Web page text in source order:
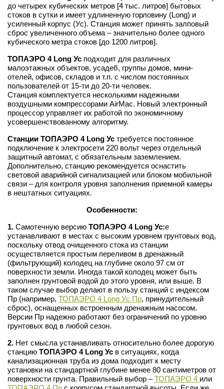
до четырех кубических метров [4 тыс. литров] бытовых
стоков в сутки и имеет удлиненную горловину (Long) и
усиленный корпус (Ус). Станция может принять залповый
сброс увеличенного объема – значительно более одного
кубического метра стоков [до 1200 литров].
ТОПАЭРО 4 Long Ус подходит для различных
малоэтажных объектов, усадеб, группы домов, мини-
отелей, офисов, складов и т.п. с числом постоянных
пользователей от 15-ти до 20-ти человек.
Станция комплектуется несколькими надежными
воздушными компрессорами AirMac. Новый электронный
процессор управляет их работой по экономичному
усовершенствованному алгоритму.
Станции ТОПАЭРО 4 Long Ус требуется постоянное
подключение к электросети 220 вольт через отдельный
защитный автомат, с обязательным заземлением.
Дополнительно, станцию рекомендуется оснастить
световой аварийной сигнализацией или блоком мобильной
связи – для контроля уровня заполнения приемной камеры
в нештатных ситуациях.
Особенности:
1. Самотечную версию ТОПАЭРО 4 Long Ус:е
устанавливают в местах с высоким уровнем грунтовых вод,
поскольку отвод очищенного стока из станции
осуществляется простым переливом в дренажный
(фильтрующий) колодец на глубине около 97 см от
поверхности земли. Иногда такой колодец может быть
заполнен грунтовой водой до этого уровня, или выше. В
таком случае выбор делают в пользу станций с индексом
Пр (например, ТОПАЭРО 4 Long Ус Пр, принудительный
сброс), оснащенных встроенным дренажным насосом.
Версии Пр надежно работают без ограничений по уровню
грунтовых вод в любой сезон.
2. Нет смысла устанавливать относительно более дорогую
станцию ТОПАЭРО 4 Long Ус в ситуациях, когда
канализационная труба из дома подходит к месту
установки на стандартной глубине менее 80 сантиметров от
поверхности грунта. Правильный выбор –ТОПАЭРО 4 или